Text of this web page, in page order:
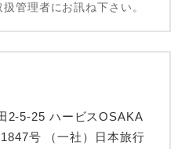
管理者にお訊ね下さい。
2-5-25 ハービスOSAKA
号 （一社）日本旅行